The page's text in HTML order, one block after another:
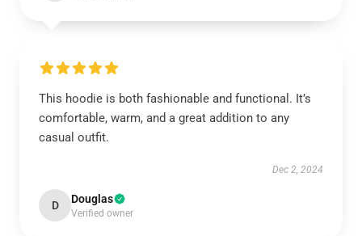
This hoodie is both fashionable and functional. It’s
comfortable, warm, and a great addition to any
casual outfit.
Dec 2, 2024
D Douglas
Verified owner